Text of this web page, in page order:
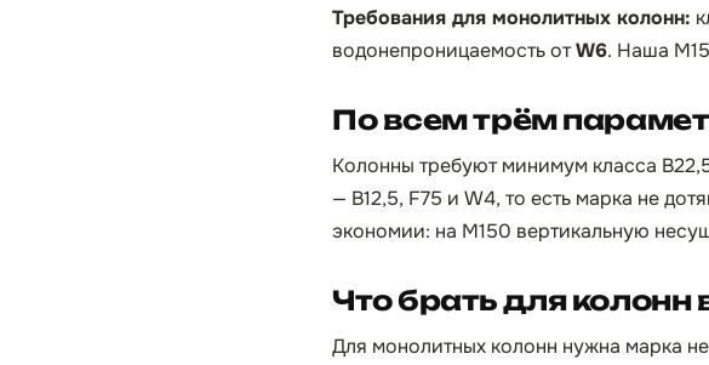
Требования для монолитных колонн:
водонепроницаемость отW6. Наша
По всем трём
Колонны требуют минимум класса
— B12,5, F75 и W4, то есть марка не
экономии: на М150 вертикальную
Что брать для колонн
Для монолитных колонн нужна марка